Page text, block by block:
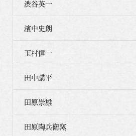
渋谷英一
濱中史朗
玉村信一
田中講平
田原崇雄
田原陶兵衛窯